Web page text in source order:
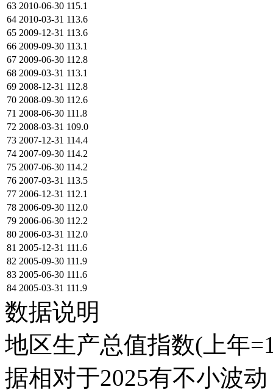
63 2010-06-30 115.1
64 2010-03-31 113.6
65 2009-12-31 113.6
66 2009-09-30 113.1
67 2009-06-30 112.8
68 2009-03-31 113.1
69 2008-12-31 112.8
70 2008-09-30 112.6
71 2008-06-30 111.8
72 2008-03-31 109.0
73 2007-12-31 114.4
74 2007-09-30 114.2
75 2007-06-30 114.2
76 2007-03-31 113.5
77 2006-12-31 112.1
78 2006-09-30 112.0
79 2006-06-30 112.2
80 2006-03-31 112.0
81 2005-12-31 111.6
82 2005-09-30 111.9
83 2005-06-30 111.6
84 2005-03-31 111.9
数据说明
地区生产总值指数(上年
据相对于2025有不小波